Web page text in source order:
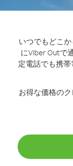
いつでもどこ
にViber Outで
定電話でも携
お得な価格の